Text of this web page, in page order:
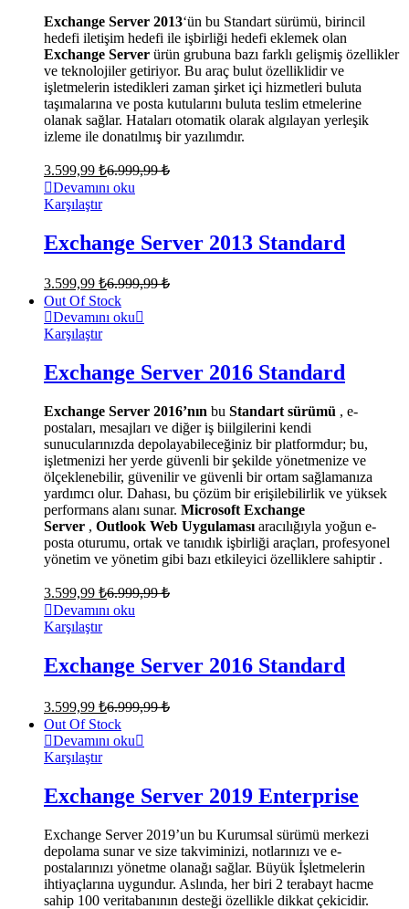
Exchange Server 2013‘ün bu Standart sürümü, birincil
hedefi iletişim hedefi ile işbirliği hedefi eklemek olan
Exchange Server ürün grubuna bazı farklı gelişmiş özellikler
ve teknolojiler getiriyor. Bu araç bulut özelliklidir ve
işletmelerin istedikleri zaman şirket içi hizmetleri buluta
taşımalarına ve posta kutularını buluta teslim etmelerine
olanak sağlar. Hataları otomatik olarak algılayan yerleşik
izleme ile donatılmış bir yazılımdır.
3.599,99 ₺6.999,99₺
Devamını oku
Karşılaştır
Exchange Server 2013 Standard
3.599,99 ₺6.999,99₺
Out Of Stock
Devamını oku
Karşılaştır
Exchange Server 2016 Standard
Exchange Server 2016’nın bu Standart sürümü , e-
postaları, mesajları ve diğer iş biilgilerini kendi
sunucularınızda depolayabileceğiniz bir platformdur; bu,
işletmenizi her yerde güvenli bir şekilde yönetmenize ve
ölçeklenebilir, güvenilir ve güvenli bir ortam sağlamanıza
yardımcı olur. Dahası, bu çözüm bir erişilebilirlik ve yüksek
performans alanı sunar. Microsoft Exchange
Server , Outlook Web Uygulaması aracılığıyla yoğun e-
posta oturumu, ortak ve tanıdık işbirliği araçları, profesyonel
yönetim ve yönetim gibi bazı etkileyici özelliklere sahiptir .
3.599,99 ₺6.999,99₺
Devamını oku
Karşılaştır
Exchange Server 2016 Standard
3.599,99 ₺6.999,99₺
Out Of Stock
Devamını oku
Karşılaştır
Exchange Server 2019 Enterprise
Exchange Server 2019’un bu Kurumsal sürümü merkezi
depolama sunar ve size takviminizi, notlarınızı ve e-
postalarınızı yönetme olanağı sağlar. Büyük İşletmelerin
ihtiyaçlarına uygundur. Aslında, her biri 2 terabayt hacme
sahip 100 veritabanının desteği özellikle dikkat çekicidir.